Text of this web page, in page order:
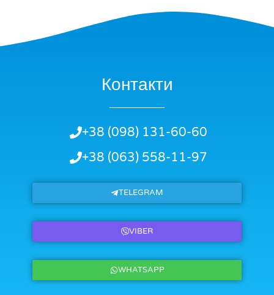
Контакти
+38 (098) 131-60-60
+38 (063) 558-11-97
TELEGRAM
VIBER
WHATSAPP